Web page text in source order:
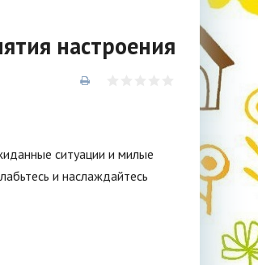
настроения
ситуации и милые
и наслаждайтесь